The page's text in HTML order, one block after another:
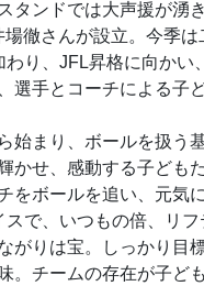
ンドでは大声援が湧き
徹さんが設立。今季
り、JFL昇格に向かい
選手とコーチによる子
始まり、ボールを扱う
かせ、感動する子ども
ボールを追い、元気
で、いつもの倍、リ
がりは宝。しっかり目
。チームの存在が子ど